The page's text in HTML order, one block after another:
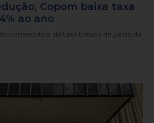
Copom baixa taxa
ao ano
consecutiva da taxa básica de juros da